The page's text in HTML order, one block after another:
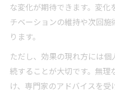
な変化が期待できます。変化
チベーションの維持や次回
ります。
ただし、効果の現れ方には
続することが大切です。無理
け、専門家のアドバイスを